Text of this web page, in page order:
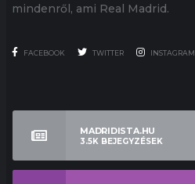
mindenről, ami Real Madrid.
FACEBOOK TWITTER INSTAGRAM
MADRIDISTA.HU
3.5K BEJEGYZÉSEK